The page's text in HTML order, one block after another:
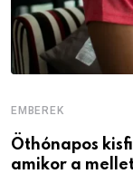
EMBEREK
Öthónapos
amikor a